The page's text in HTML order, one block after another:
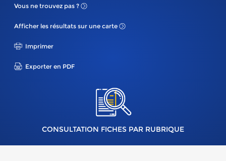
Vous ne trouvez pas ?
Afficher les résultats sur une carte
Imprimer
Exporter en PDF
CONSULTATION FICHES PAR RUBRIQUE